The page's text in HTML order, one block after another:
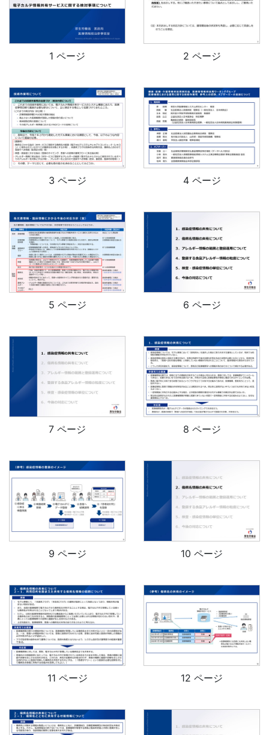
1 ページ 2 ページ
3 ページ 4 ページ
5 ページ 6 ページ
7 ページ 8 ページ
9 ページ 10 ページ
11 ページ 12 ページ